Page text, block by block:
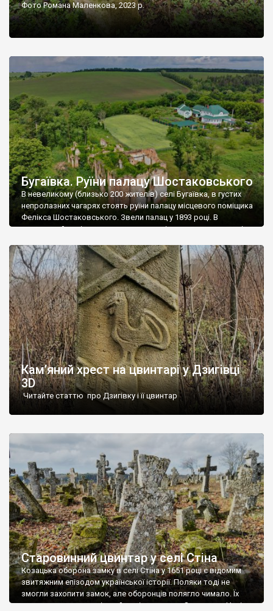
Фото Романа Маленкова, 2023 р.
Бугаївка. Руїни палацу Шостаковського
В невеликому (близько 200 жителів) селі Бугаївка, в густих
непролазних чагарях стоять руїни палацу місцевого поміщика
Фелікса Шостаковського. Звели палац у 1893 році. В
радянський період у ньому спочатку містилася школа, потім
століття тут розмістили туберкульозну лікарню. Коли із
палацу виїхала лікарня – ми точно не […]
Кам’яний хрест на цвинтарі у Дзигівці
3D
Читайте статтю про Дзигівку і її цвинтар
Старовинний цвинтар у селі Стіна
Козацька оборона замку в селі Стіна у 1651 році є відомим
звитяжним епізодом української історії. Поляки тоді не
змогли захопити замок, але оборонців полягло чимало. Їх
поховали на цвинтарі, який тоді називався Замковим. Нині на